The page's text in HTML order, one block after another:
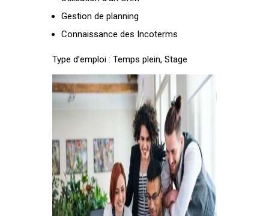
Gestion de planning
Connaissance des Incoterms
Type d’emploi : Temps plein, Stage